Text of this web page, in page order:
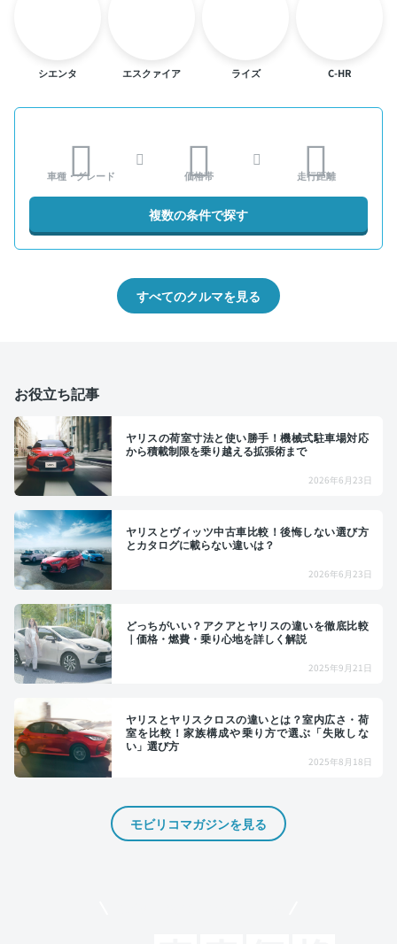
シエンタ エスクァイア ライズ C-HR
車種・グレード 価格帯 走行距離
複数の条件で探す
すべてのクルマを見る
お役立ち記事
ヤリスの荷室寸法と使い勝手！機械式駐車場対応
から積載制限を乗り越える拡張術まで
2026年6月23日
ヤリスとヴィッツ中古車比較！後悔しない選び方
とカタログに載らない違いは？
2026年6月23日
どっちがいい？アクアとヤリスの違いを徹底比較
｜価格・燃費・乗り心地を詳しく解説
2025年9月21日
ヤリスとヤリスクロスの違いとは？室内広さ・荷
室を比較！家族構成や乗り方で選ぶ「失敗しな
い」選び方
2025年8月18日
モビリコマガジンを見る